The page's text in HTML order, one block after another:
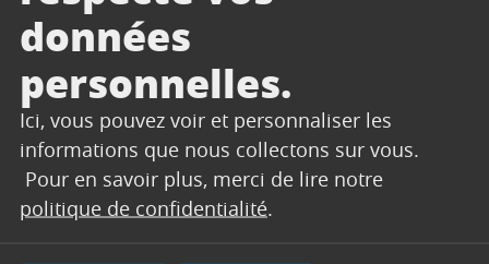
données
personnelles.
Ici, vous pouvez voir et personnaliser les
informations que nous collectons sur vous.
Pour en savoir plus, merci de lire notre
politique de confidentialité.